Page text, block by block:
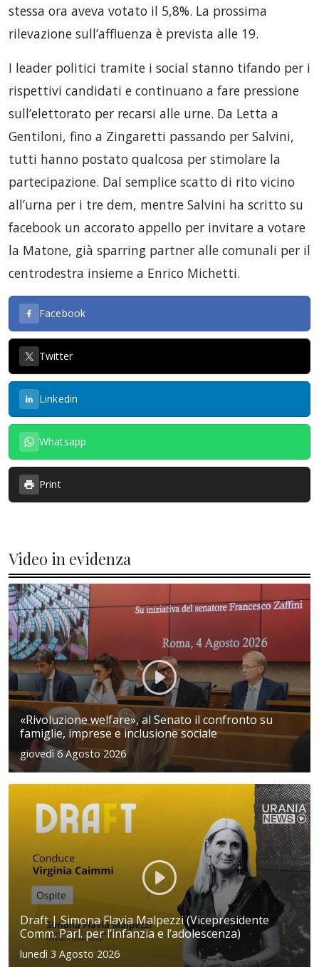
stessa ora aveva votato il 5,8%. La prossima
rilevazione sull’affluenza è prevista alle 19.
I leader politici tramite i social stanno tifando per i
rispettivi candidati e continuano a fare pressione
sull’elettorato per recarsi alle urne. Da Letta a
Gentiloni, fino a Zingaretti passando per Salvini,
tutti hanno postato qualcosa per stimolare la
partecipazione. Dal semplice scatto di rito vicino
all’urna per i tre dem, mentre Salvini ha scritto su
facebook un accorato appello per invitare a votare
la Matone, già sparring partner alle comunali per il
centrodestra insieme a Enrico Michetti.
Facebook
Twitter
Linkedin
Whatsapp
Print
Video in evidenza
«Rivoluzione welfare», al Senato il confronto su
famiglie, imprese e inclusione sociale
giovedì 6 Agosto 2026
Draft | Simona Flavia Malpezzi (Vicepresidente
Comm. Parl. per l’infanzia e l’adolescenza)
lunedì 3 Agosto 2026